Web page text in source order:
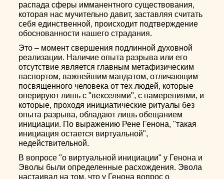
распада сферы имманентного существования,
которая нас мучительно давит, заставляя считать
себя единственной, происходит подтверждение
обоснованности нашего страдания.
Это – момент свершения подлинной духовной
реализации. Наличие опыта разрыва или его
отсутствие является главным метафизическим
паспортом, важнейшим мандатом, отличающим
посвященного человека от тех людей, которые
оперируют лишь с "векселями", с намерениями, и
которые, проходя инициатические ритуалы без
опыта разрыва, обладают лишь обещанием
инициации. По выражению Рене Генона, "такая
инициация остается виртуальной",
недействительной.
В вопросе "о виртуальной инициации" у Генона и
Эволы были определенные расхождения. Эвола
настаивал на том, что у Генона вопрос о